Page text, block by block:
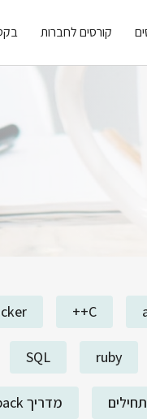
קורסים לחברות
C++
ruby
SQL
מדריך Webpack